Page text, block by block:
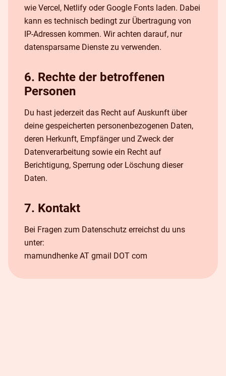
wie Vercel, Netlify oder Google Fonts laden. Dabei
kann es technisch bedingt zur Übertragung von
IP-Adressen kommen. Wir achten darauf, nur
datensparsame Dienste zu verwenden.
6. Rechte der betroffenen
Personen
Du hast jederzeit das Recht auf Auskunft über
deine gespeicherten personenbezogenen Daten,
deren Herkunft, Empfänger und Zweck der
Datenverarbeitung sowie ein Recht auf
Berichtigung, Sperrung oder Löschung dieser
Daten.
7. Kontakt
Bei Fragen zum Datenschutz erreichst du uns
unter:
mamundhenke AT gmail DOT com